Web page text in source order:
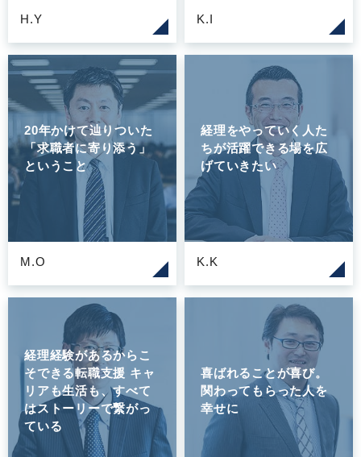
H.Y K.I
20年かけて辿りついた
「求職者に寄り添う」
ということ
M.O
経理をやっていく人た
ちが活躍できる場を広
げていきたい
K.K
経理経験があるからこ
そできる転職支援 キャ
リアも生活も、すべて
はストーリーで繋がっ
ている
喜ばれることが喜び。
関わってもらった人を
幸せに